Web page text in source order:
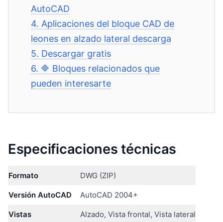
AutoCAD
4. Aplicaciones del bloque CAD de
leones en alzado lateral descarga
5. Descargar gratis
6. 🔷 Bloques relacionados que
pueden interesarte
Especificaciones técnicas
Formato DWG (ZIP)
Versión AutoCAD AutoCAD 2004+
Vistas Alzado, Vista frontal, Vista lateral